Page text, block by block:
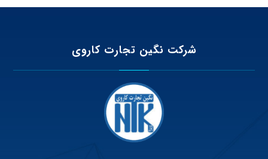
شرکت نگین تجارت کاروی